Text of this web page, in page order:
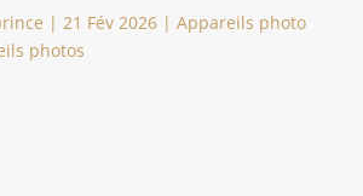
| 21 Fév 2026| Appareils photo
photos